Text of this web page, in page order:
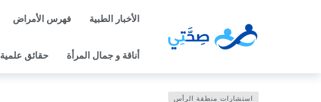
الأخبار الطبية فهرس الأمراض
أناقة و جمال المرأة حقائق علمية
استشارات منطقة الرأس